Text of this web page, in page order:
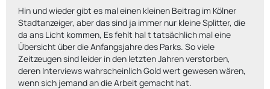
Hin und wieder gibt es mal einen kleinen Beitrag im Kölner
Stadtanzeiger, aber das sind ja immer nur kleine Splitter, die
da ans Licht kommen, Es fehlt hal t tatsächlich mal eine
Übersicht über die Anfangsjahre des Parks. So viele
Zeitzeugen sind leider in den letzten Jahren verstorben,
deren Interviews wahrscheinlich Gold wert gewesen wären,
wenn sich jemand an die Arbeit gemacht hat.